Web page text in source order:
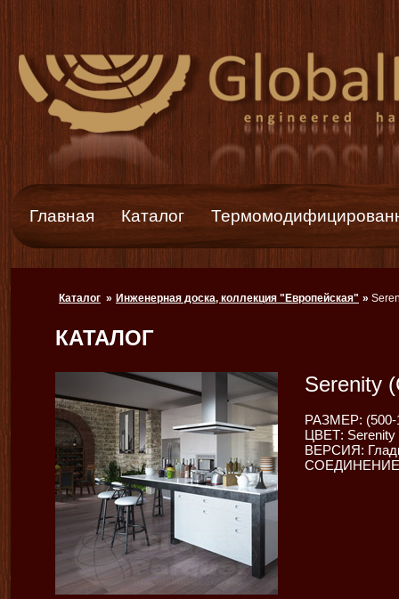
Главная Каталог
Каталог » Инженерная доска, коллекция "Европейская" »
КАТАЛОГ
Serenity
РАЗМЕР: (500-
ЦВЕТ: Serenity
ВЕРСИЯ: